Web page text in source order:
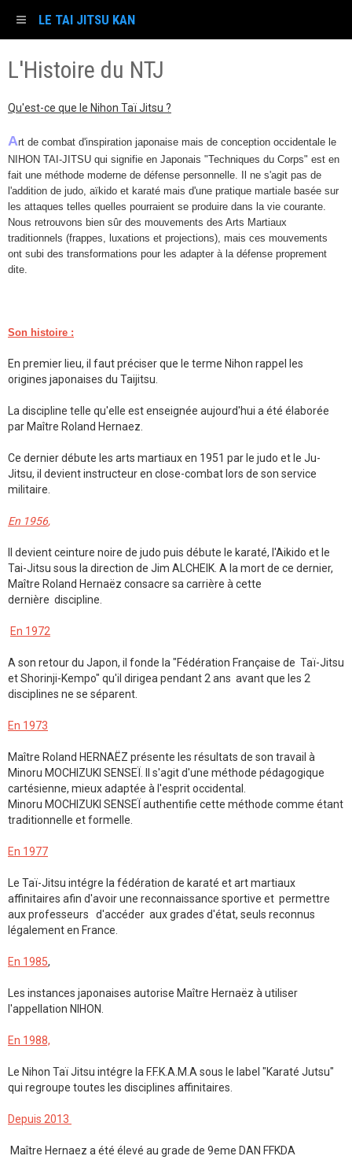
LE TAI JITSU KAN
L'Histoire du NTJ
Qu'est-ce que le Nihon Taï Jitsu ?
Art de combat d'inspiration japonaise mais de conception occidentale le
NIHON TAI-JITSU qui signifie en Japonais "Techniques du Corps" est en
fait une méthode moderne de défense personnelle. Il ne s'agit pas de
l'addition de judo, aïkido et karaté mais d'une pratique martiale basée sur
les attaques telles quelles pourraient se produire dans la vie courante.
Nous retrouvons bien sûr des mouvements des Arts Martiaux
traditionnels (frappes, luxations et projections), mais ces mouvements
ont subi des transformations pour les adapter à la défense proprement
dite.
Son histoire :
En premier lieu, il faut préciser que le terme Nihon rappel les
origines japonaises du Taijitsu.
La discipline telle qu'elle est enseignée aujourd'hui a été élaborée
par Maître Roland Hernaez.
Ce dernier débute les arts martiaux en 1951 par le judo et le Ju-
Jitsu, il devient instructeur en close-combat lors de son service
militaire.
En 1956,
Il devient ceinture noire de judo puis débute le karaté, l'Aikido et le
Tai-Jitsu sous la direction de Jim ALCHEIK. A la mort de ce dernier,
Maître Roland Hernaëz consacre sa carrière à cette
dernière discipline.
En 1972
A son retour du Japon, il fonde la "Fédération Française de Taï-Jitsu
et Shorinji-Kempo" qu'il dirigea pendant 2 ans avant que les 2
disciplines ne se séparent.
En 1973
Maître Roland HERNAËZ présente les résultats de son travail à
Minoru MOCHIZUKI SENSEÏ. Il s'agit d'une méthode pédagogique
cartésienne, mieux adaptée à l'esprit occidental.
Minoru MOCHIZUKI SENSEÏ authentifie cette méthode comme étant
traditionnelle et formelle.
En 1977
Le Taï-Jitsu intégre la fédération de karaté et art martiaux
affinitaires afin d'avoir une reconnaissance sportive et permettre
aux professeurs d'accéder aux grades d'état, seuls reconnus
légalement en France.
En 1985,
Les instances japonaises autorise Maître Hernaëz à utiliser
l'appellation NIHON.
En 1988,
Le Nihon Taï Jitsu intégre la F.F.K.A.M.A sous le label "Karaté Jutsu"
qui regroupe toutes les disciplines affinitaires.
Depuis 2013
Maître Hernaez a été élevé au grade de 9eme DAN FFKDA